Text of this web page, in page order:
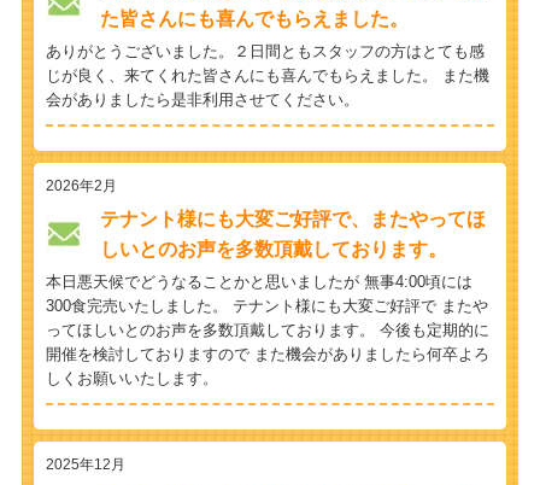
た皆さんにも喜んでもらえました。
ありがとうございました。２日間ともスタッフの方はとても感
じが良く、来てくれた皆さんにも喜んでもらえました。 また機
会がありましたら是非利用させてください。
2026年2月
テナント様にも大変ご好評で、またやってほ
しいとのお声を多数頂戴しております。
本日悪天候でどうなることかと思いましたが 無事4:00頃には
300食完売いたしました。 テナント様にも大変ご好評で またや
ってほしいとのお声を多数頂戴しております。 今後も定期的に
開催を検討しておりますので また機会がありましたら何卒よろ
しくお願いいたします。
2025年12月